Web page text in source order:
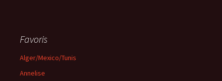
Favoris
Alger/Mexico/Tunis
Annelise